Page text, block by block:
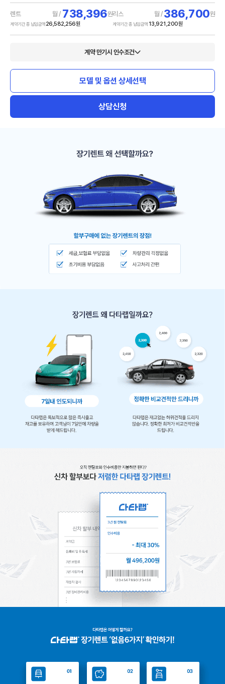
렌트 월 / 738,396원
계약기간 총 납입금액26,582,256원
리스 월 / 386,700원
계약기간 총 납입금액13,921,200원
계약 만기시 인수조건
모델 및 옵션 상세선택
상담신청